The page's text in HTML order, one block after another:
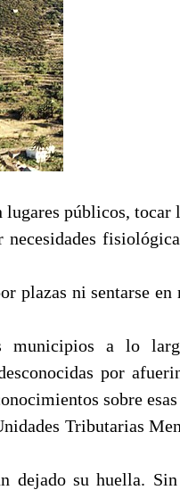
públicos, tocar
plazas ni sentarse en
municipios a lo
por
sobre
Tributarias
dejado su huella.